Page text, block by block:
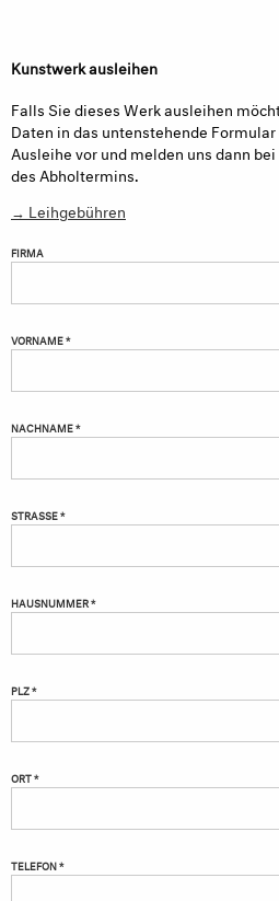
Kunstwerk ausleihen
Falls Sie dieses Werk ausleihen
Daten in das untenstehende
Ausleihe vor und melden uns dann
des Abholtermins.
→ Leihgebühren
FIRMA
VORNAME *
NACHNAME *
STRASSE *
HAUSNUMMER *
PLZ *
ORT *
TELEFON *